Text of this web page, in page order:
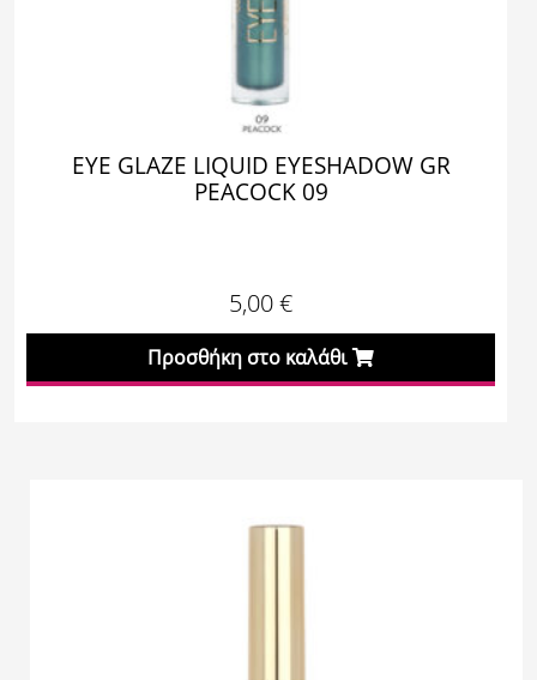
EYE GLAZE LIQUID EYESHADOW GR
PEACOCK 09
5,00€
Προσθήκη στο καλάθι